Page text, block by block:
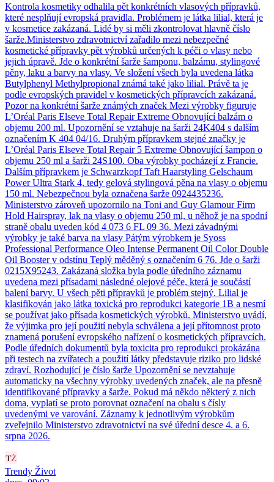
Kontrola kosmetiky odhalila pět konkrétních vlasových přípravků,
které nesplňují evropská pravidla. Problémem je látka lilial, která je
v kosmetice zakázaná. Lidé by si měli zkontrolovat hlavně číslo
šarže.Ministerstvo zdravotnictví zařadilo mezi nebezpečné
kosmetické přípravky pět výrobků určených k péči o vlasy nebo
jejich úpravě. Jde o konkrétní šarže šamponu, balzámu, stylingové
pěny, laku a barvy na vlasy. Ve složení všech byla uvedena látka
Butylphenyl Methylpropional známá také jako lilial. Právě ta je
podle evropských pravidel v kosmetických přípravcích zakázaná.
Pozor na konkrétní šarže známých značek Mezi výrobky figuruje
L’Oréal Paris Elseve Total Repair Extreme Obnovující balzám o
objemu 200 ml. Upozornění se vztahuje na šarži 24K404 s dalším
označením K 404 04/16. Druhým přípravkem stejné značky je
L’Oréal Paris Elseve Total Repair 5 Extreme Obnovující šampon o
objemu 250 ml a šarži 24S100. Oba výrobky pocházejí z Francie.
Dalším přípravkem je Schwarzkopf Taft Haarstyling Gelschaum
Power Ultra Stark 4, tedy gelová stylingová pěna na vlasy o objemu
150 ml. Nebezpečnou byla označena šarže 0924435236.
Ministerstvo zároveň upozornilo na Toni and Guy Glamour Firm
Hold Hairspray, lak na vlasy o objemu 250 ml, u něhož je na spodní
straně obalu uveden kód 4 073 6 FL 09 36. Mezi závadnými
výrobky je také barva na vlasy Pátým výrobkem je Syoss
Professional Performance Oleo Intense Permanent Oil Color Double
Oil Booster v odstínu Teplý měděný s označením 6 76. Jde o šarži
0215X95243. Zakázaná složka byla podle úředního záznamu
uvedena mezi přísadami následné olejové péče, která je součástí
balení barvy. U všech pěti přípravků je problém stejný. Lilial je
klasifikován jako látka toxická pro reprodukci kategorie 1B a nesmí
se používat jako přísada kosmetických výrobků. Ministerstvo uvádí,
že výjimka pro její použití nebyla schválena a její přítomnost proto
znamená porušení evropského nařízení o kosmetických přípravcích.
Podle úředních dokumentů byla toxicita pro reprodukci prokázána
při testech na zvířatech a použití látky představuje riziko pro lidské
zdraví. Rozhodující je číslo šarže Upozornění se nevztahuje
automaticky na všechny výrobky uvedených značek, ale na přesně
identifikované přípravky a šarže. Pokud má někdo některý z nich
doma, vyplatí se proto porovnat označení na obalu s čísly
uvedenými ve varování. Záznamy k jednotlivým výrobkům
zveřejnilo Ministerstvo zdravotnictví na své úřední desce 4. a 6.
srpna 2026.
Trendy Život